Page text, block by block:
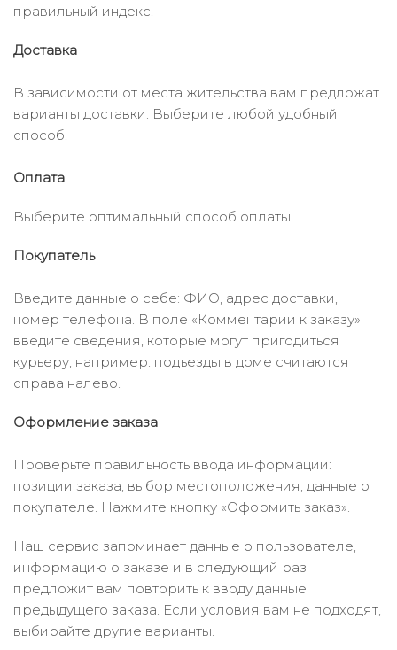
правильный индекс.
Доставка
В зависимости от места жительства вам предложат
варианты доставки. Выберите любой удобный
способ.
Оплата
Выберите оптимальный способ оплаты.
Покупатель
Введите данные о себе: ФИО, адрес доставки,
номер телефона. В поле «Комментарии к заказу»
введите сведения, которые могут пригодиться
курьеру, например: подъезды в доме считаются
справа налево.
Оформление заказа
Проверьте правильность ввода информации:
позиции заказа, выбор местоположения, данные о
покупателе. Нажмите кнопку «Оформить заказ».
Наш сервис запоминает данные о пользователе,
информацию о заказе и в следующий раз
предложит вам повторить к вводу данные
предыдущего заказа. Если условия вам не подходят,
выбирайте другие варианты.